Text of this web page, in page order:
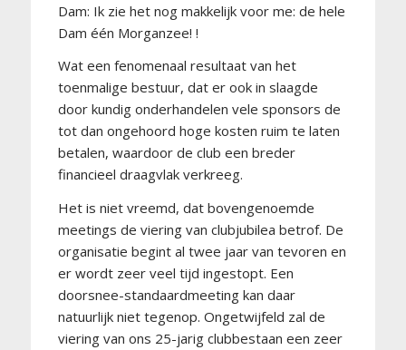
Dam: Ik zie het nog makkelijk voor me: de hele
Dam één Morganzee! !
Wat een fenomenaal resultaat van het
toenmalige bestuur, dat er ook in slaagde
door kundig onderhandelen vele sponsors de
tot dan ongehoord hoge kosten ruim te laten
betalen, waardoor de club een breder
financieel draagvlak verkreeg.
Het is niet vreemd, dat bovengenoemde
meetings de viering van clubjubilea betrof. De
organisatie begint al twee jaar van tevoren en
er wordt zeer veel tijd ingestopt. Een
doorsnee-standaardmeeting kan daar
natuurlijk niet tegenop. Ongetwijfeld zal de
viering van ons 25-jarig clubbestaan een zeer